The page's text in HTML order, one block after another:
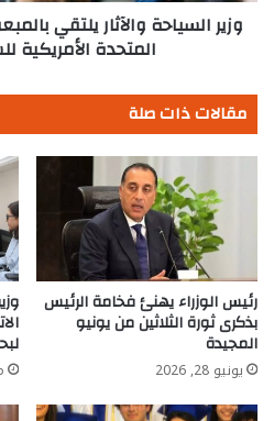
الأمريكية
وزير السياحة والآثار يلتقي
المتحدة الأمريكية
مقالات ذات صلة
رئيس الوزراء يهنئ فخامة الرئيس
بذكرى ثورة الثلاثين من يونيو
المجيدة
يونيو 28, 2026